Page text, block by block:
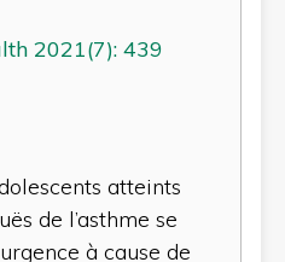
2021(7): 439
atteints
de l’asthme se
à cause de